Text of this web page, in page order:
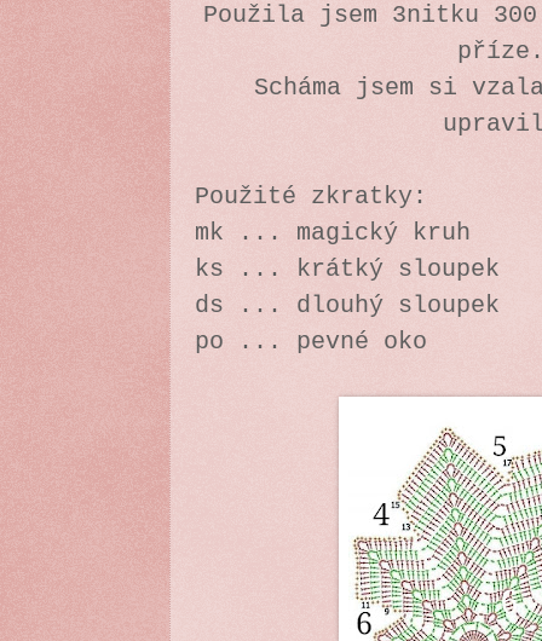
Použila jsem 3nitku
Scháma jsem si
Použité zkratky:
mk ... magický kruh
ks ... krátký sloupek
ds ... dlouhý sloupek
po ... pevné oko